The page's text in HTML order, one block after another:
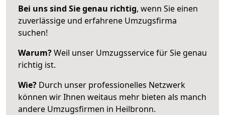
Bei uns sind Sie genau richtig, wenn Sie einen
zuverlässige und erfahrene Umzugsfirma
suchen!
Warum?Weil unser Umzugsservice für Sie genau
richtig ist.
Wie? Durch unser professionelles Netzwerk
können wir Ihnen weitaus mehr bieten als manch
andere Umzugsfirmen in Heilbronn.